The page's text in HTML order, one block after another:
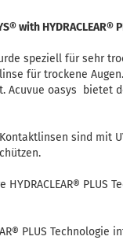
with HYDRACLEAR®
speziell für sehr
für trockene
Acuvue oasys bietet
Kontaktlinsen sind mit
HYDRACLEAR®
PLUS